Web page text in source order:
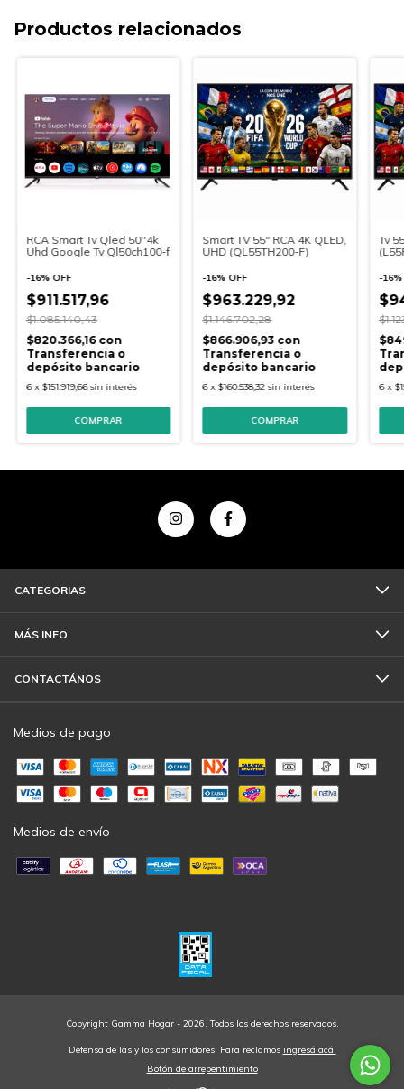
Productos relacionados
RCA Smart Tv Qled 50''4k
Uhd Google Tv Ql50ch100-f
-16% OFF
$911.517,96
$1.085.140,43
$820.366,16 con
Transferencia o
depósito bancario
6 x $151.919,66 sin interés
COMPRAR
Smart TV 55" RCA 4K QLED,
UHD (QL55TH200-F)
-16%OFF
$963.229,92
$1.146.702,28
$866.906,93 con
Transferencia o
depósito bancario
6 x $160.538,32 sin interés
COMPRAR
Tv
-16
6 x
CATEGORIAS
MÁS INFO
CONTACTÁNOS
Medios de pago
Medios de envío
Copyright Gamma Hogar - 2026. Todos los derechos reservados.
Defensa de las y los consumidores. Para reclamos ingresá acá.
Botón de arrepentimiento